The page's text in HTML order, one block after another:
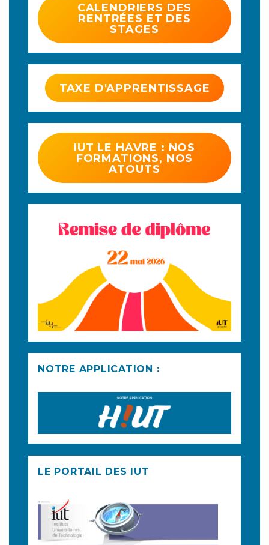
CALENDRIERS DES
RENTRÉES ET DES
STAGES
TAXE D'APPRENTISSAGE
IUT LE HAVRE : NOS
FORMATIONS, NOS
ATOUTS
NOTRE APPLICATION :
LE PORTAIL DES IUT